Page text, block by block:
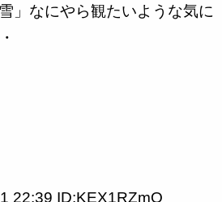
」なにやら観たいような気に
22:39 ID:KEX1RZmQ